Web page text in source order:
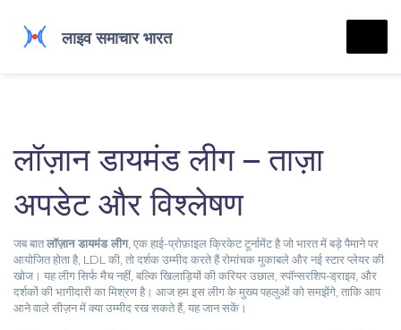
लॉज़ान डायमंड लीग – ताज़ा
अपडेट और विश्लेषण
जब बातलॉज़ान डायमंड लीग, एक हाई-प्रोफ़ाइल क्रिकेट टूर्नामेंट है जो भारत में बड़े पैमाने पर
आयोजित होता है, LDL की, तो दर्शक उम्मीद करते हैं रोमांचक मुकाबले और नई स्टार प्लेयर की
खोज। यह लीग सिर्फ मैच नहीं, बल्कि खिलाड़ियों की करियर उछाल, स्पॉन्सरशिप‑ड्राइव, और
दर्शकों की भागीदारी का मिश्रण है। आज हम इस लीग के मुख्य पहलुओं को समझेंगे, ताकि आप
आने वाले सीज़न में क्या उम्मीद रख सकते हैं, यह जान सकें।